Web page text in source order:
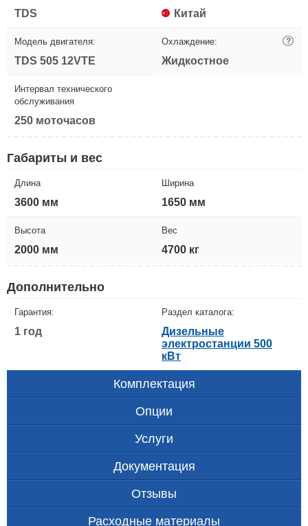
TDS Китай
Модель двигателя:
TDS 505 12VTE
Охлаждение: ?
Жидкостное
Интервал технического
обслуживания
250 моточасов
Габариты и вес
Длина
3600 мм
Ширина
1650 мм
Высота
2000 мм
Вес
4700 кг
Дополнительно
Гарантия:
1 год
Раздел каталога:
Дизельные
электростанции 500
кВт
Комплектация
Опции
Услуги
Документация
Отзывы
Расходные материалы